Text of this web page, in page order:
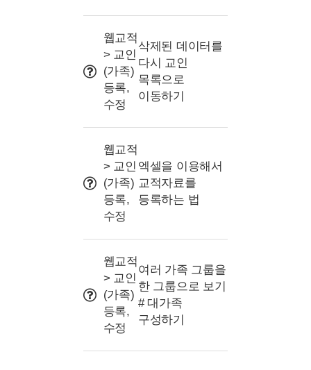
웹교적
> 교인
(가족)
등록,
수정
삭제된 데이터를
다시 교인
목록으로
이동하기
웹교적
> 교인
(가족)
등록,
수정
엑셀을 이용해서
교적자료를
등록하는 법
웹교적
> 교인
(가족)
등록,
수정
여러 가족 그룹을
한 그룹으로 보기
# 대가족
구성하기